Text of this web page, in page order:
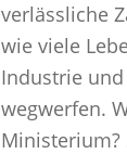
verlässliche
wie viele
Industrie
wegwerfen.
Ministerium?